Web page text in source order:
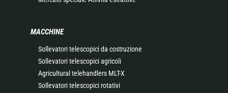
MACCHINE
Sollevatori telescopici da costruzione
Sollevatori telescopici agricoli
Agricultural telehandlers MLT-X
Sollevatori telescopici rotativi